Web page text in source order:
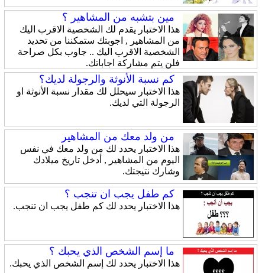
مين بتشبه من المشاهير ؟
هذا الاختبار يقدم لك الشخصية الاقرب اليك
من المشاهير , اجوبتك ستمكننا من تحديد
الشخصية الاقرب اليك .. جاوب بكل صراحة
فلن يتم مشاركة اجاباتك.
كم نسبة الأنوثة والرجولة لديك؟
هذا الاختبار سيحلل لك مقدار نسبة الأنوثة او
الرجولة التي لديك.
من ولد معك من المشاهير
هذا الاختبار يحدد لك من ولد معك في نفس
اليوم من المشاهير , أدخل تاريخ ميلادك
وشارك نتيجتك.
كم طفل يجب ان تنجب ؟
هذا الاختبار يحدد لك كم طفل يجب ان تنجب.
ما إسم الشخص الذي يحبك ؟
هذا الاختبار يحدد لك إسم الشخص الذي يحبك.